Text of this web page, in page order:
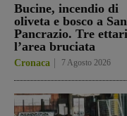
Bucine, incendio di
oliveta e bosco a San
Pancrazio. Tre ettari
l’area bruciata
Cronaca 7 Agosto 2026